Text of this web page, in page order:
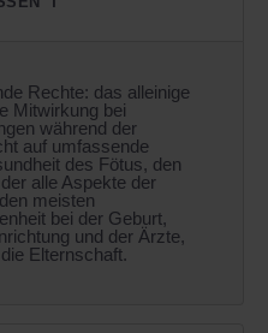
Rechte: das alleinige
Mitwirkung bei
während der
auf umfassende
des Fötus, den
alle Aspekte der
meisten
bei der Geburt,
und der Ärzte,
Elternschaft.